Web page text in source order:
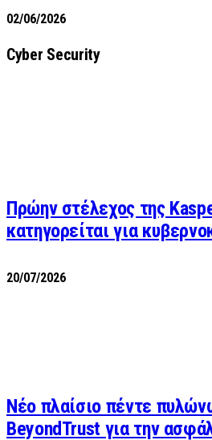
02/06/2026
Cyber Security
Πρώην στέλεχος της
κατηγορείται για
20/07/2026
Νέο πλαίσιο πέντε
BeyondTrust για την